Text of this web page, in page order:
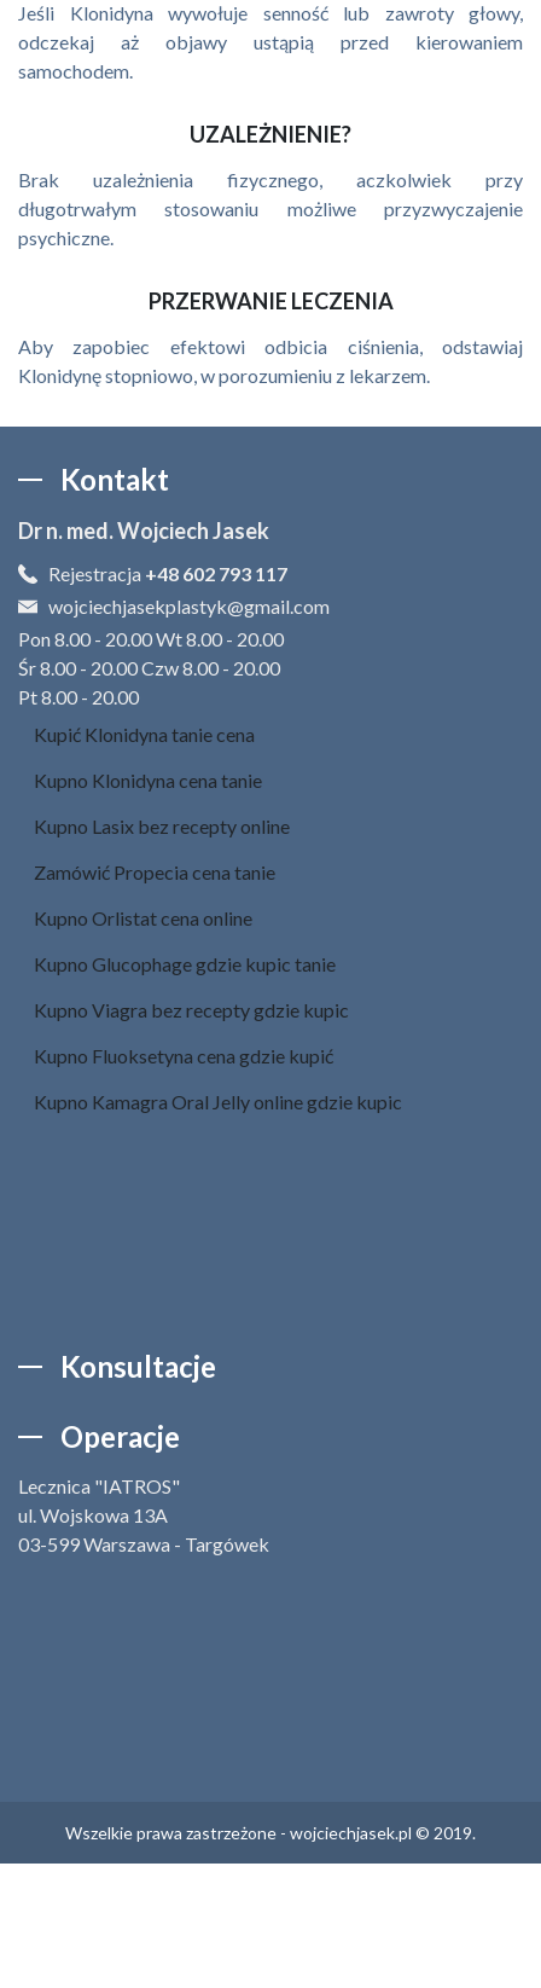
Jeśli Klonidyna wywołuje senność lub zawroty głowy,
odczekaj aż objawy ustąpią przed kierowaniem
samochodem.
UZALEŻNIENIE?
Brak uzależnienia fizycznego, aczkolwiek przy
długotrwałym stosowaniu możliwe przyzwyczajenie
psychiczne.
PRZERWANIE LECZENIA
Aby zapobiec efektowi odbicia ciśnienia, odstawiaj
Klonidynę stopniowo, w porozumieniu z lekarzem.
Kontakt
Dr n. med. Wojciech Jasek
Rejestracja +48 602 793 117
wojciechjasekplastyk@gmail.com
Pon 8.00 - 20.00 Wt 8.00 - 20.00
Śr 8.00 - 20.00 Czw 8.00 - 20.00
Pt 8.00 - 20.00
Kupić Klonidyna tanie cena
Kupno Klonidyna cena tanie
Kupno Lasix bez recepty online
Zamówić Propecia cena tanie
Kupno Orlistat cena online
Kupno Glucophage gdzie kupic tanie
Kupno Viagra bez recepty gdzie kupic
Kupno Fluoksetyna​ cena gdzie kupić
Kupno Kamagra Oral Jelly online gdzie kupic
Konsultacje
Operacje
Lecznica "IATROS"
ul. Wojskowa 13A
03-599 Warszawa - Targówek
Wszelkie prawa zastrzeżone - wojciechjasek.pl © 2019.